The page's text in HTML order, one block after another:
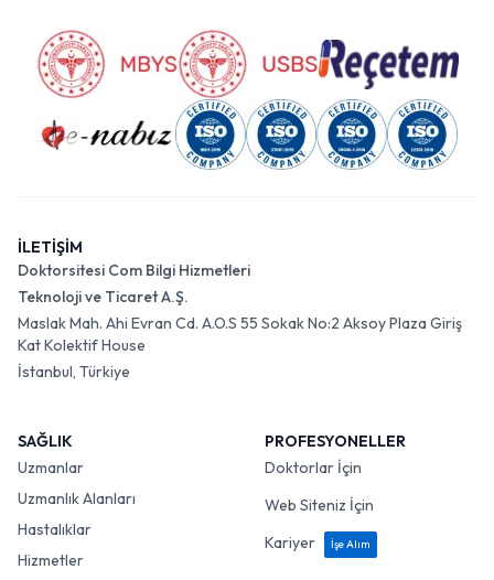
İLETİŞİM
Doktorsitesi Com Bilgi Hizmetleri
Teknoloji ve Ticaret A.Ş.
Maslak Mah. Ahi Evran Cd. A.O.S 55 Sokak No:2 Aksoy Plaza Giriş
Kat Kolektif House
İstanbul, Türkiye
SAĞLIK
Uzmanlar
Uzmanlık Alanları
Hastalıklar
Hizmetler
PROFESYONELLER
Doktorlar İçin
Web Siteniz İçin
Kariyer
İşe Alım